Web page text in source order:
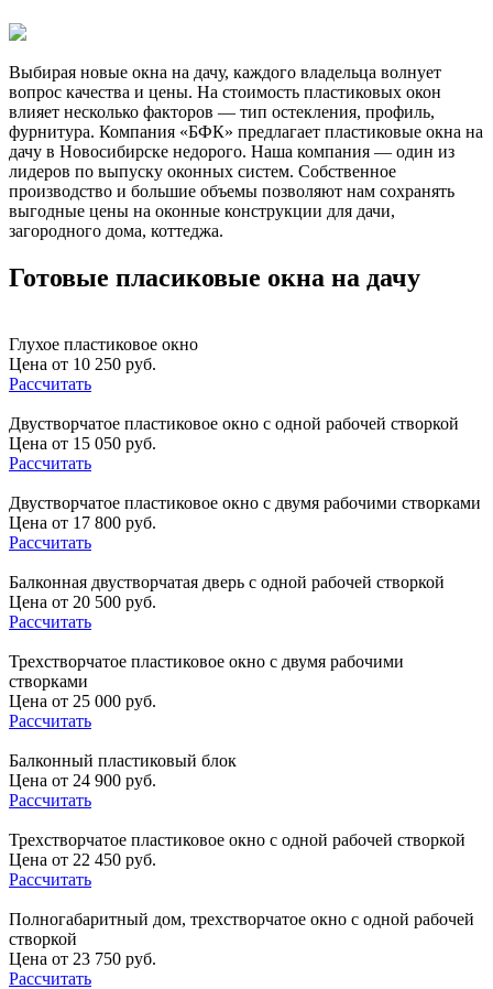
Выбирая новые окна на дачу, каждого владельца волнует
вопрос качества и цены. На стоимость пластиковых окон
влияет несколько факторов — тип остекления, профиль,
фурнитура. Компания «БФК» предлагает пластиковые окна на
дачу в Новосибирске недорого. Наша компания — один из
лидеров по выпуску оконных систем. Собственное
производство и большие объемы позволяют нам сохранять
выгодные цены на оконные конструкции для дачи,
загородного дома, коттеджа.
Готовые пласиковые окна на дачу
Глухое пластиковое окно
Цена от 10 250 руб.
Рассчитать
Двустворчатое пластиковое окно с одной рабочей створкой
Цена от 15 050 руб.
Рассчитать
Двустворчатое пластиковое окно с двумя рабочими створками
Цена от 17 800 руб.
Рассчитать
Балконная двустворчатая дверь с одной рабочей створкой
Цена от 20 500 руб.
Рассчитать
Трехстворчатое пластиковое окно с двумя рабочими
створками
Цена от 25 000 руб.
Рассчитать
Балконный пластиковый блок
Цена от 24 900 руб.
Рассчитать
Трехстворчатое пластиковое окно с одной рабочей створкой
Цена от 22 450 руб.
Рассчитать
Полногабаритный дом, трехстворчатое окно с одной рабочей
створкой
Цена от 23 750 руб.
Рассчитать